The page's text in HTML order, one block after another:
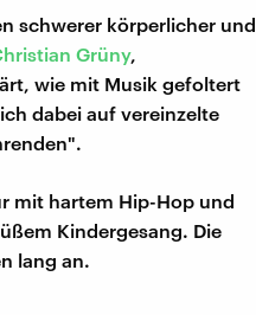
schwerer körperlicher und
Grüny,
wie mit Musik gefoltert
dabei auf vereinzelte
mit hartem Hip-Hop und
Kindergesang. Die
lang an.